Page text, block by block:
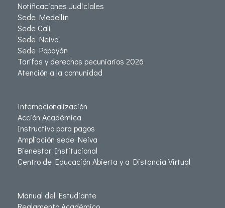
Notificaciones Judiciales
Sede Medellín
Sede Cali
Sede Neiva
Sede Popayán
Tarifas y derechos pecuniarios 2026
Atención a la comunidad
Internacionalización
Acción Académica
Instructivo para pagos
Ampliación sede Neiva
Bienestar Institucional
Centro de Educación Abierta y a Distancia Virtual
Manual del Estudiante